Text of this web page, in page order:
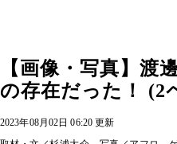
【画像・写真】渡
の存在だった！ (2
2023年08月02日 06:20 更新